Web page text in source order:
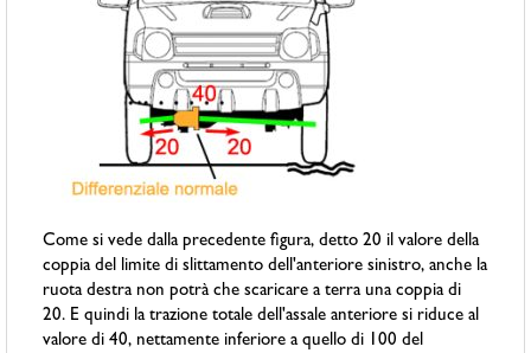
Come si vede dalla precedente figura, detto 20 il valore della
coppia del limite di slittamento dell'anteriore sinistro, anche la
ruota destra non potrà che scaricare a terra una coppia di
20. E quindi la trazione totale dell'assale anteriore si riduce al
valore di 40, nettamente inferiore a quello di 100 del